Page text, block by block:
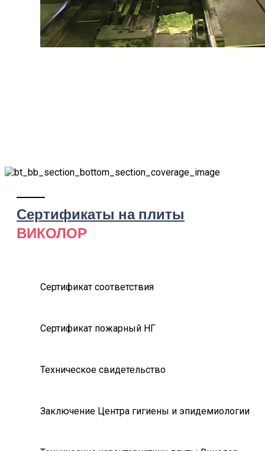
Сертификаты на плиты
ВИКОЛОР
Сертификат соответствия
Сертификат пожарный НГ
Техническое свидетельство
Заключение Центра гигиены и эпидемиологии